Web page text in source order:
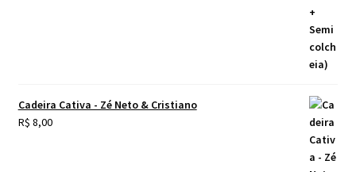
Cadeira Cativa - Zé Neto & Cristiano
R$ 8,00